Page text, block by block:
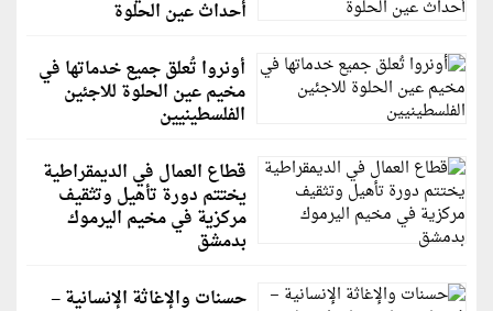
أحداث عين الحلوة
أونروا تُعلق جميع خدماتها في
مخيم عين الحلوة للاجئين
الفلسطينيين
قطاع العمال في الديمقراطية
يختتم دورة تأهيل وتثقيف
مركزية في مخيم اليرموك
بدمشق
حسنات والإغاثة الإنسانية –